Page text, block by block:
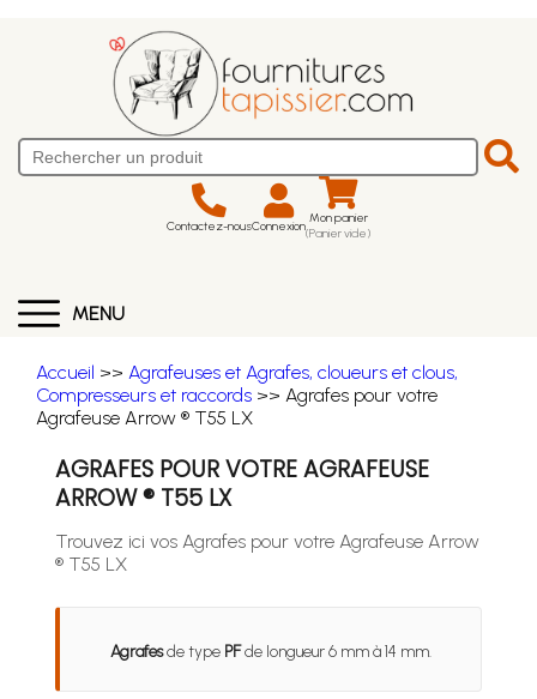
Contactez-nousConnexion Mon panier
(Panier vide)
MENU
Accueil >> Agrafeuses et Agrafes, cloueurs et clous,
Compresseurs et raccords >> Agrafes pour votre
Agrafeuse Arrow ® T55 LX
AGRAFES POUR VOTRE AGRAFEUSE
ARROW ® T55 LX
Trouvez ici vos Agrafes pour votre Agrafeuse Arrow
® T55 LX
Agrafesde type PFde longueur 6 mm à 14 mm.